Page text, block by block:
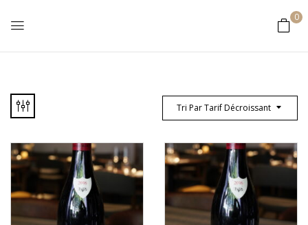
0
Tri Par Tarif Décroissant